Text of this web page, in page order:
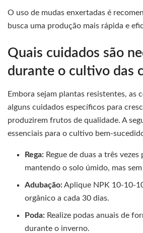
O uso de mudas enxertadas é
busca uma produção mais rápida e
Quais cuidados são
durante o cultivo das
Embora sejam plantas resistentes, as
alguns cuidados específicos para
produzirem frutos de qualidade. A
essenciais para o cultivo bem-
Rega: Regue de duas a três vezes
mantendo o solo úmido, mas
Adubação:Aplique NPK 10-10-
orgânico a cada 30 dias.
Poda: Realize podas anuais de
durante o inverno.